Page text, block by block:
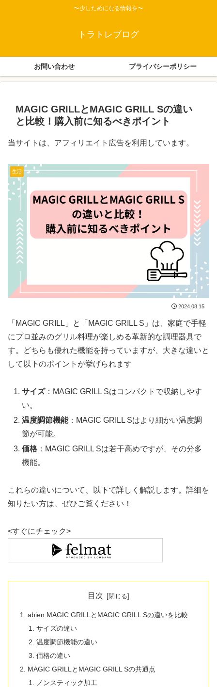
〜少しためになる情報を〜
トラトレブログ
お問い合わせ プライバシーポリシー
MAGIC GRILLとMAGIC GRILL Sの違い
と比較！購入前に知るべきポイント
当サイトは、アフィリエイト広告を利用しています。
生活
2024.08.15
「MAGIC GRILL」と「MAGIC GRILL S」は、家庭で手軽
にプロ並みのグリル料理が楽しめる革新的な調理器具で
す。どちらも優れた機能を持っていますが、大きな違いと
して以下のポイントが挙げられます
サイズ：MAGIC GRILL Sはコンパクトで収納しやす
い。
温度調節機能：MAGIC GRILL Sはより細かい温度調
節が可能。
価格 ：MAGIC GRILL Sは若干高めですが、その分多
機能。
これらの違いについて、以下で詳しく解説します。詳細を
知りたい方は、ぜひご覧ください！
<すぐにチェック>
目次
abien MAGIC GRILLとMAGIC GRILL Sの違いを比較
サイズの違い
温度調節機能の違い
価格の違い
MAGIC GRILLとMAGIC GRILL Sの共通点
ノンスティック加工